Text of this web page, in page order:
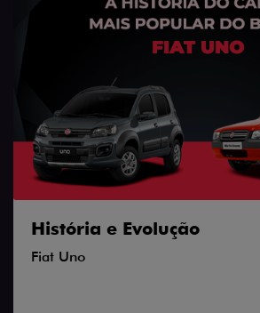
História e Evolução
Fiat Uno